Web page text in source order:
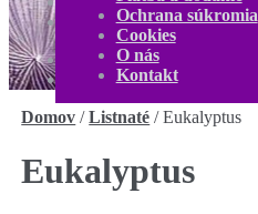
KontaktOchrana súkromia
Cookies
O nás
Kontakt
€ 0 produktov
Domov /Listnaté /Eukalyptus
Eukalyptus